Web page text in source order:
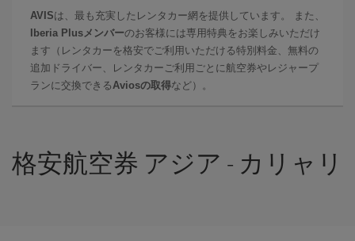
AVISは、最も充実したレンタカー網を提供しています。 また、
Iberia Plusメンバーのお客様には専用特典をお楽しみいただけ
ます（レンタカーを格安でご利用いただける特別料金、無料の
追加ドライバー、レンタカーご利用ごとに航空券やレジャープ
ランに交換できる Aviosの取得など）。
格安航空券 アジア - カリャリ